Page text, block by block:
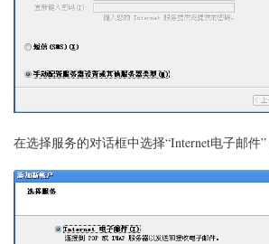
在选择服务的对话框中选择“Internet电子邮件”